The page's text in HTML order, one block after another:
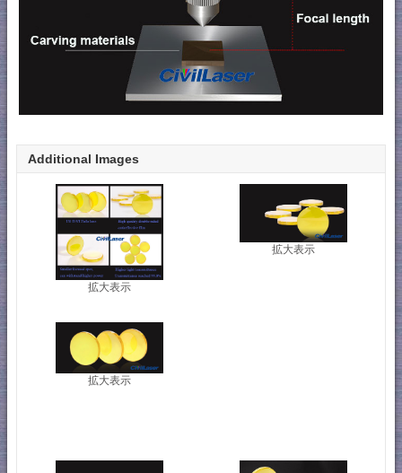
Additional Images
拡大表示
拡大表示
拡大表示